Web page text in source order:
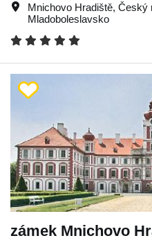
Mnichovo Hradiště, Český
Mladoboleslavsko
zámek Mnichovo